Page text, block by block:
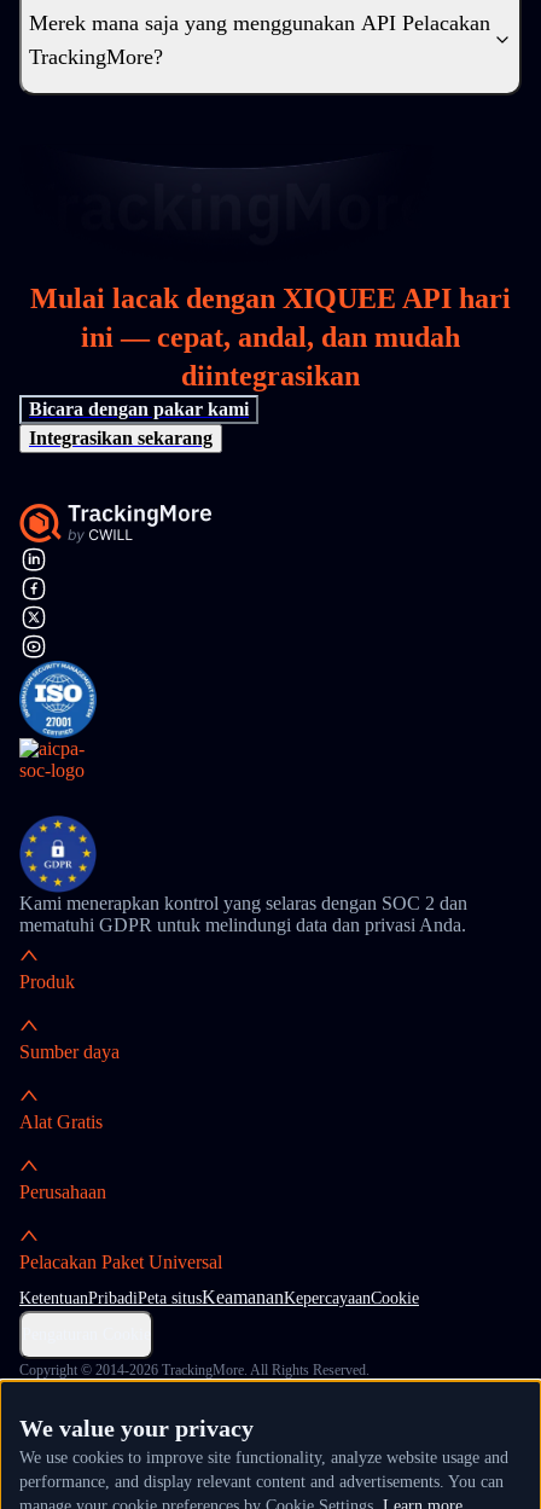
Merek mana saja yang menggunakan API Pelacakan
TrackingMore?
Mulai lacak dengan XIQUEE API hari
ini — cepat, andal, dan mudah
diintegrasikan
Bicara dengan pakar kami
Integrasikan sekarang
Kami menerapkan kontrol yang selaras dengan SOC 2 dan
mematuhi GDPR untuk melindungi data dan privasi Anda.
Produk
Sumber daya
Alat Gratis
Perusahaan
Pelacakan Paket Universal
KetentuanPribadiPeta situsKeamananKepercayaanCookie
Copyright © 2014-2026 TrackingMore. All Rights Reserved.
We value your privacy
We use cookies to improve site functionality, analyze website usage and
performance, and display relevant content and advertisements. You can